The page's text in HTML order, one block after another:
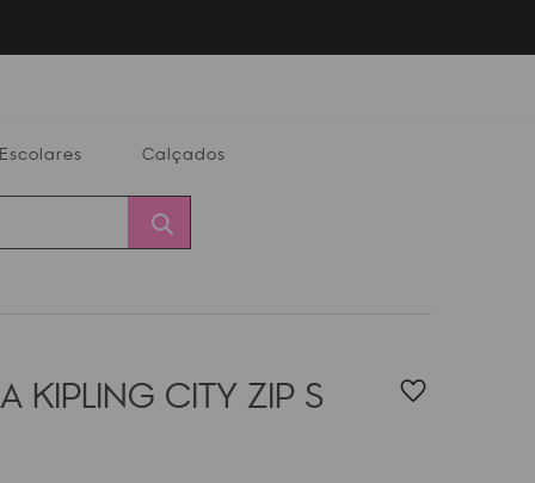
Escolares Calçados
KIPLING CITY ZIP S